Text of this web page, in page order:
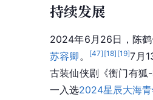
持续发展
2024年6月26日，陈
苏容卿 。 [47] [18] [19]7月
古装仙侠剧《衡门有狐
一入选2024星辰大海